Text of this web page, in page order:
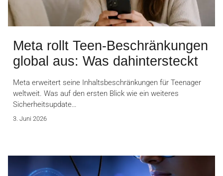
Meta rollt Teen-Beschränkungen
global aus: Was dahintersteckt
Meta erweitert seine Inhaltsbeschränkungen für Teenager
weltweit. Was auf den ersten Blick wie ein weiteres
Sicherheitsupdate…
3. Juni 2026